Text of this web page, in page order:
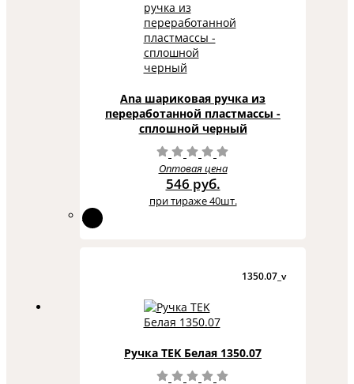
Ana шариковая ручка из
переработанной пластмассы -
сплошной черный
Оптовая цена
546 руб.
при тираже 40шт.
1350.07_v
Ручка TEK Белая 1350.07